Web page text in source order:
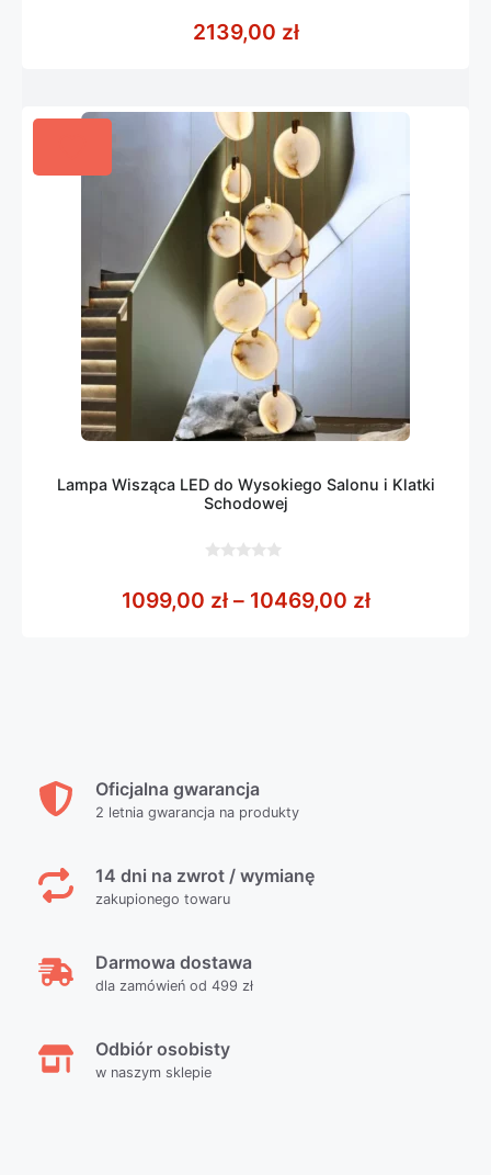
5
2139,00 zł
Lampa Wisząca LED do Wysokiego Salonu i Klatki
Schodowej
5
1099,00 zł – 10469,00 złZakres
Oficjalna gwarancja
2 letnia gwarancja na produkty
14 dni na zwrot / wymianę
zakupionego towaru
Darmowa dostawa
dla zamówień od 499 zł
Odbiór osobisty
w naszym sklepie